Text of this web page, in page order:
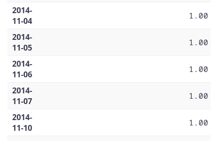
2014-
11-04
1.00
2014-
11-05
1.00
2014-
11-06
1.00
2014-
11-07
1.00
2014-
11-10
1.00